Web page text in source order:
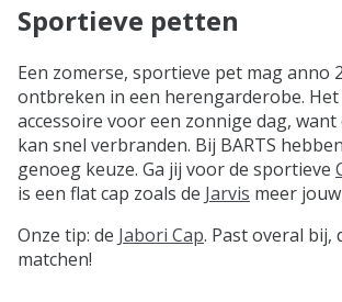
Sportieve petten
Een zomerse, sportieve pet mag anno
ontbreken in een herengarderobe.
accessoire voor een zonnige dag,
kan snel verbranden. Bij BARTS
genoeg keuze. Ga jij voor de sportieve
is een flat cap zoals de Jarvis meer
Onze tip: de Jabori Cap. Past overal bij,
matchen!